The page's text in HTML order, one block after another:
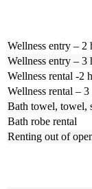
Wellness entry – 2
Wellness entry – 3
Wellness rental -2
Wellness rental – 3
Bath towel, towel,
Bath robe rental
Renting out of